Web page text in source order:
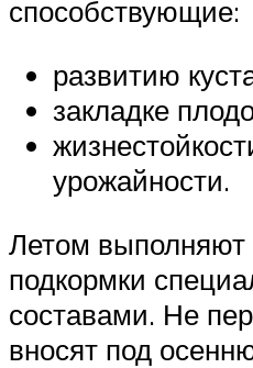
способствующие:
развитию
закладке
урожайности.
Летом выполняют
подкормки
составами. Не
вносят под